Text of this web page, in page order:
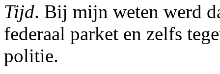
Tijd. Bij mijn weten werd
federaal parket en zelfs
politie.